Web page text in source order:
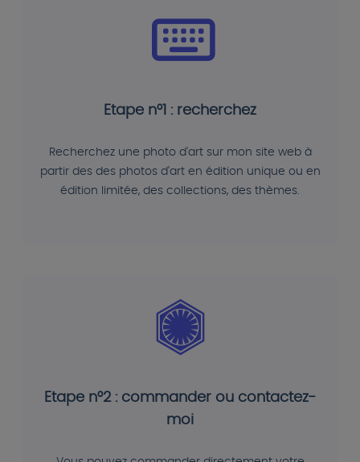
Etape n°1 : recherchez
Recherchez une photo d'art sur mon site web à
partir des des photos d'art en édition unique ou en
édition limitée, des collections, des thèmes.
Etape n°2 : commander ou contactez-
moi